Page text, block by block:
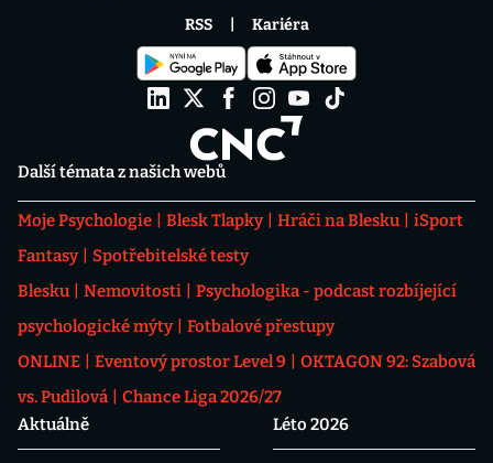
Další témata z našich webů
Moje Psychologie Blesk Tlapky Hráči na Blesku
iSport
Fantasy
Spotřebitelské testy
Blesku
Nemovitosti
Psychologika - podcast rozbíjející
psychologické mýty
Fotbalové přestupy
ONLINE
Eventový prostor Level 9
OKTAGON 92: Szabová
vs. Pudilová
Chance Liga 2026/27
Aktuálně
Léto 2026
RSS Kariéra